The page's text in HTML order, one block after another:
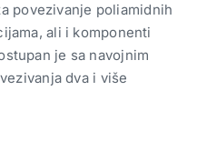
povezivanje poliamidnih
ali i komponenti
je sa navojnim
dva i više